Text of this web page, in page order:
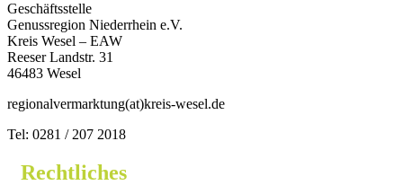
Geschäftsstelle
Genussregion Niederrhein e.V.
Kreis Wesel – EAW
Reeser Landstr. 31
46483 Wesel
regionalvermarktung(at)kreis-wesel.de
Tel: 0281 / 207 2018
Rechtliches